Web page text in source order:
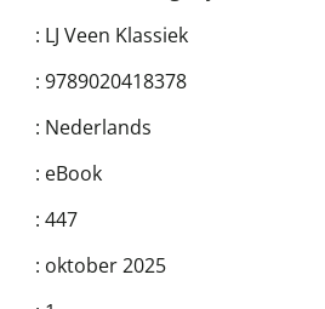
: LJ Veen Klassiek
: 9789020418378
: Nederlands
: eBook
: 447
: oktober 2025